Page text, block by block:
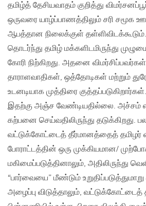
தமிழ்த் தேசியவாதம் குறித்து
ஒருவரை யாழ்ப்பாணத்திலும் சரி சமூக
ஆபத்தான நிலைக்குள்
தொடர்ந்து தமிழ் மக்களிடமிருந்து
கோரி நிற்கிறது. அதனை
தாராளவாதிகள், ஒத்தோடிகள் மற்றும்
உடனடியாக‌ முத்திரை
இதற்கு அஞ்ச வேண்டியதில்லை. அச்சம்
கற்பனை செய்வதிலிருந்து தடுக்கிறது.
வட்டுக்கோட்டைத் தீர்மானத்தைத் தமிழர்
போராட்டத்தின் ஒரு முக்கியமான/
மகிமைப்படுத்தினாலும், அதிலிருந்து
“பார்வையை” மீண்டும்
அழைப்பு விடுத்தாலும்,